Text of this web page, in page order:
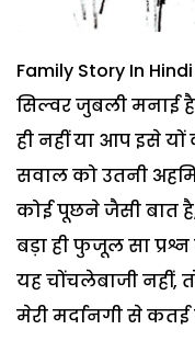
Family Story In
सिल्वर जुबली मनाई
ही नहीं या आप इसे
सवाल को उतनी
कोई पूछने जैसी बात
बड़ा ही फुजूल सा
यह चोंचलेबाजी नहीं,
मेरी मर्दानगी से